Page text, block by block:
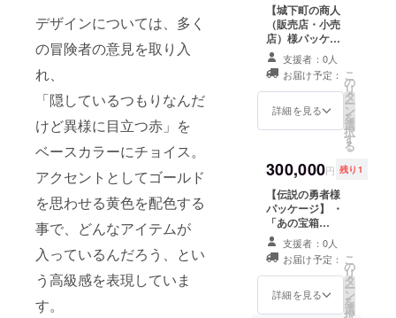
デザインについては、多く
の冒険者の意見を取り入
れ、
「隠しているつもりなんだ
けど異様に目立つ赤」を
ベースカラーにチョイス。
アクセントとしてゴールド
を思わせる黄色を配色する
事で、どんなアイテムが
入っているんだろう、とい
う高級感を表現していま
す。
【城下町の商人
（販売店・小売
店）様パッケー
ジ】 ・「あの宝
箱（小）」を50
箱プレゼント
（送料込） ・
「あの宝箱
宝箱（大）」を
10箱プレゼント
（送料込） ・ち
いさいメダルを1
枚プレゼント
支援者：0人
お届け予定：
詳細を見る
こ
の
リ
タ
ー
ン
を
選
択
す
る
300,000円 残り1
【伝説の勇者様
パッケージ】 ・
「あの宝箱
（小）」100箱
（送料込） ・
「あの宝箱
（中）」100箱
（送料込） ・
支援者：0人
お届け予定：
詳細を見る
こ
の
リ
タ
ー
ン
を
選